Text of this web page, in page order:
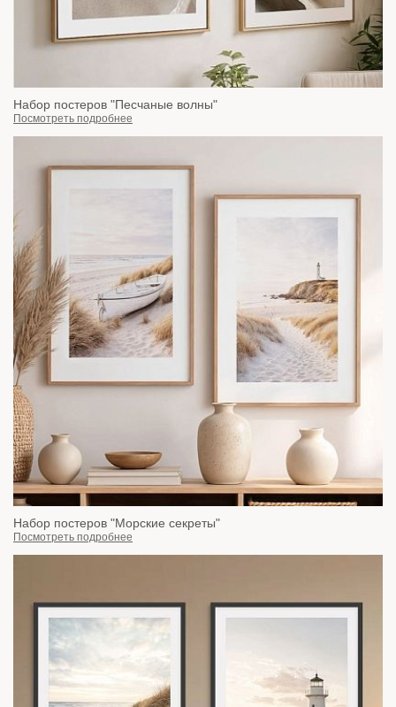
Набор постеров "Песчаные волны"
Посмотреть подробнее
Набор постеров "Морские секреты"
Посмотреть подробнее